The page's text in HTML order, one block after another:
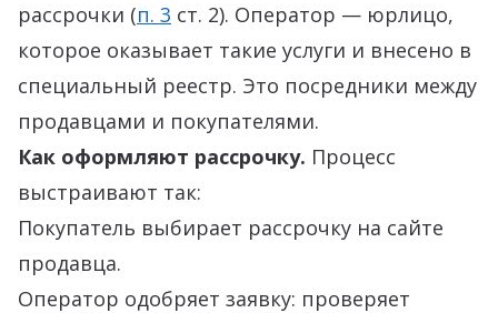
рассрочки (п. 3 ст. 2). Оператор — юрлицо,
которое оказывает такие услуги и внесено в
специальный реестр. Это посредники между
продавцами и покупателями.
Как оформляют рассрочку. Процесс
выстраивают так:
Покупатель выбирает рассрочку на сайте
продавца.
Оператор одобряет заявку: проверяет